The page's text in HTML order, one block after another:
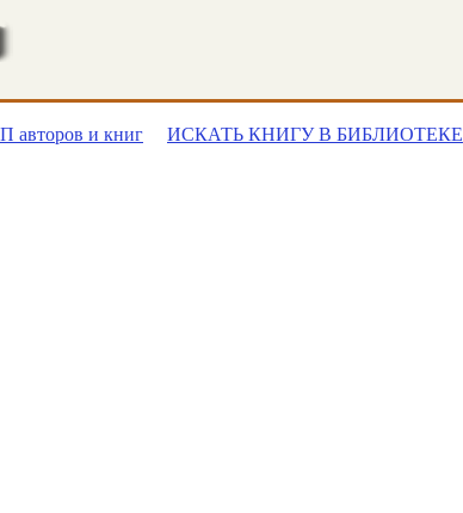
авторов и книг ИСКАТЬ КНИГУ В БИБЛИОТЕКЕ